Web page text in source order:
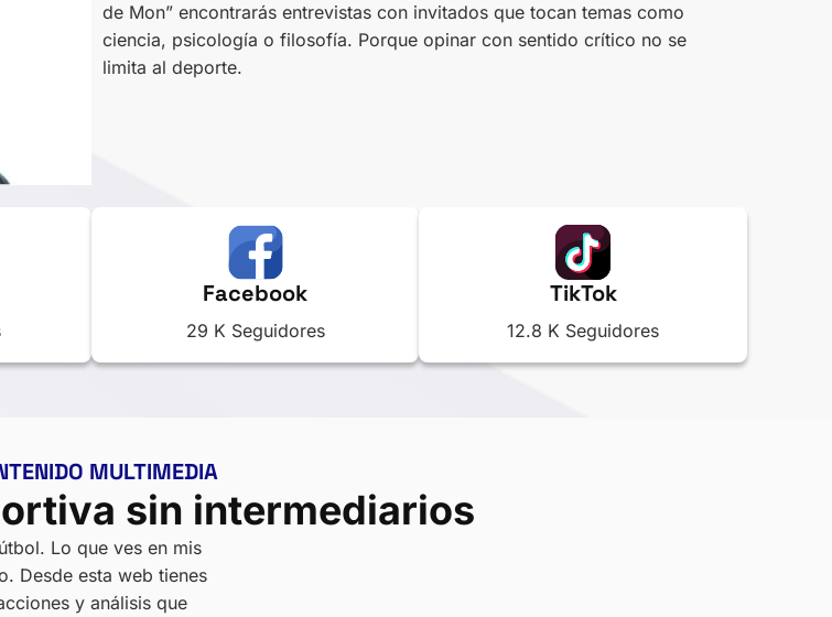
de Mon” encontrarás entrevistas con invitados que tocan temas como
ciencia, psicología o filosofía. Porque opinar con sentido crítico no se
limita al deporte.
Facebook
29 K Seguidores
TikTok
12.8 K Seguidores
MULTIMEDIA
sin intermediarios
Lo que ves en mis
Desde esta web tienes
y análisis que